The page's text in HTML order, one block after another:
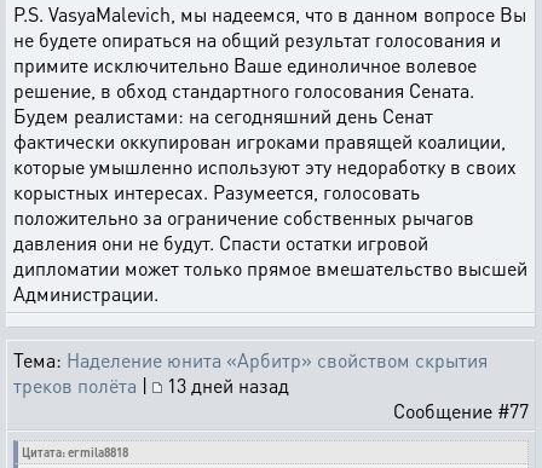
P.S. VasyaMalevich, мы надеемся, что в данном вопросе Вы
не будете опираться на общий результат голосования и
примите исключительно Ваше единоличное волевое
решение, в обход стандартного голосования Сената.
Будем реалистами: на сегодняшний день Сенат
фактически оккупирован игроками правящей коалиции,
которые умышленно используют эту недоработку в своих
корыстных интересах. Разумеется, голосовать
положительно за ограничение собственных рычагов
давления они не будут. Спасти остатки игровой
дипломатии может только прямое вмешательство высшей
Администрации.
Тема: Наделение юнита «Арбитр» свойством скрытия
треков полёта |
13 дней назад
Сообщение #77
Цитата: ermila8818